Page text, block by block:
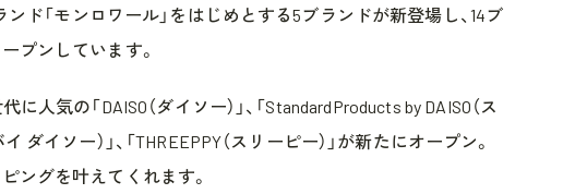
ンド「モンロワール」をはじめとする5ブランドが新登場し、14ブ
プンしています。
人気の「DAISO（ダイソー）」、「StandardProducts by DAISO（ス
イソー）」、「THREEPPY（スリーピー）」が新たにオープン。
ングを叶えてくれます。